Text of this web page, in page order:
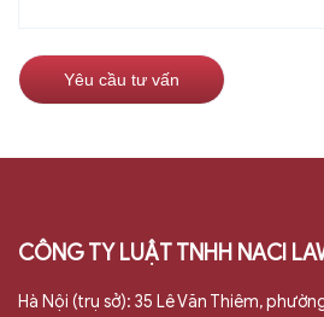
CÔNG TY LUẬT TNHH NACI
Hà Nội (trụ sở): 35 Lê Văn Thiêm,